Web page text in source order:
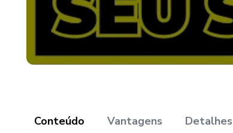
Conteúdo Vantagens Detalhes